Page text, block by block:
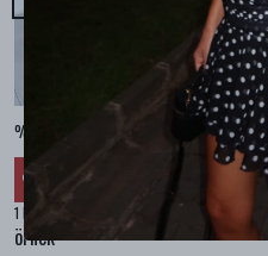
%100 KETEN CEPLİ ŞALVAR PANTOLON - Bej
% ₺ 1,609.99
1 Renk 4 Beden
örnek